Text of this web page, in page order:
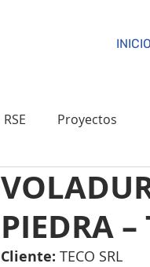
INICIO
RSE Proyectos
PIEDRA
Cliente: TECO SRL